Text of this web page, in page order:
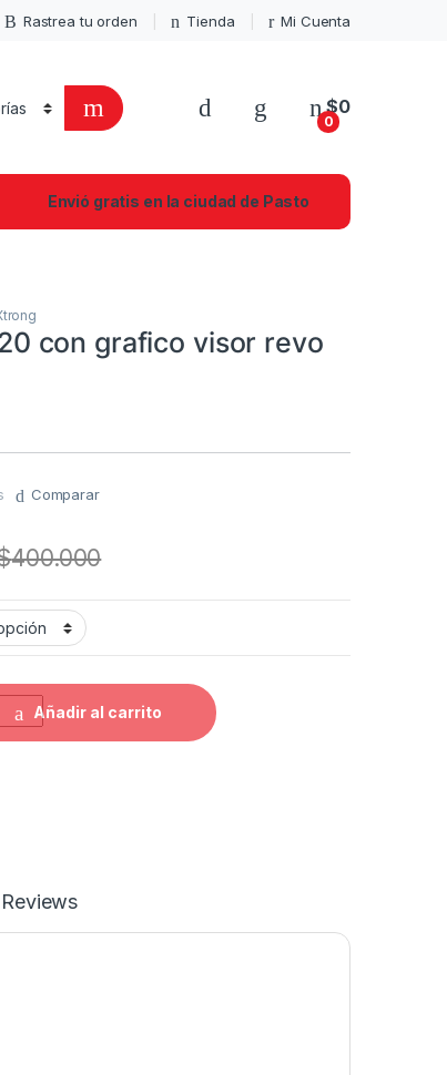
Rastrea tu orden Tienda Mi Cuenta
0
$0
Envió gratis en la ciudad de Pasto
con grafico visor revo
Comparar
400.000
visor revo con maleta quantity
Añadir al carrito
Reviews